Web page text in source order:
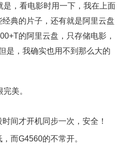
，看电影时用一下，我在上面
典的片子，还有就是阿里云盘
的阿里云盘，只存储电影，
是，我确实也用不到那么大的
美。
间才开机同步一次，安全！
而G4560的不常开。